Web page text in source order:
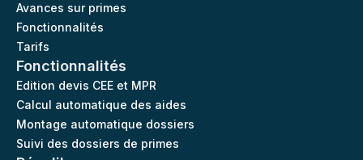
Avances sur primes
Fonctionnalités
Tarifs
Fonctionnalités
Edition devis CEE et MPR
Calcul automatique des aides
Montage automatique dossiers
Suivi des dossiers de primes